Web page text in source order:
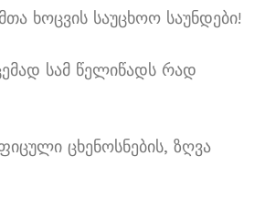
ხოცვის საუცხოო საუნდები!
სამ წელიწადს რად
ცხენოსნების, ზღვა